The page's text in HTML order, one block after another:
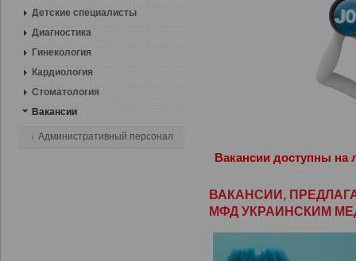
Детские специалисты
Диагностика
Гинекология
Кардиология
Стоматология
Вакансии
Aдминистративный персонал
Вакансии доступны на
ВАКАНСИИ,
МФД УКРАИНСКИМ